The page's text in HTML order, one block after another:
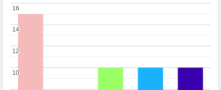
10
10
12
12
14
14
16
16